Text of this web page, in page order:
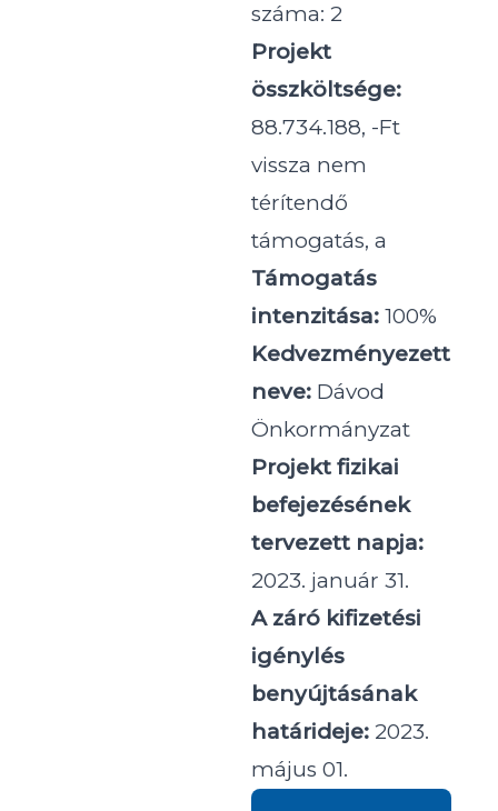
száma: 2
Projekt
összköltsége:
88.734.188, -Ft
vissza nem
térítendő
támogatás, a
Támogatás
intenzitása: 100%
Kedvezményezett
neve: Dávod
Önkormányzat
Projekt fizikai
befejezésének
tervezett napja:
2023. január 31.
A záró kifizetési
igénylés
benyújtásának
határideje: 2023.
május 01.